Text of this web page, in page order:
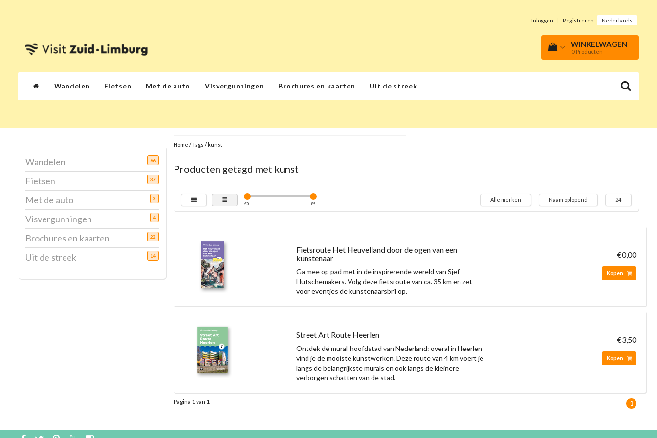
Inloggen | Registreren Nederlands
WINKELWAGEN
0 Producten
Wandelen Fietsen Met de auto Visvergunningen Brochures en kaarten Uit de streek
Wandelen 66
Fietsen 37
Met de auto 3
Visvergunningen 4
Brochures en kaarten 22
Uit de streek 14
Home /Tags / kunst
Producten getagd met kunst
€0 €5
Alle merken Naam oplopend 24
Fietsroute Het Heuvelland door de ogen van een
kunstenaar
Ga mee op pad met in de inspirerende wereld van Sjef
Hutschemakers. Volg deze fietsroute van ca. 35 km en zet
voor eventjes de kunstenaarsbril op.
€0,00
Kopen
Street Art Route Heerlen
Ontdek dé mural-hoofdstad van Nederland: overal in Heerlen
vind je de mooiste kunstwerken. Deze route van 4 km voert je
langs de belangrijkste murals en ook langs de kleinere
verborgen schatten van de stad.
€3,50
Kopen
Pagina 1 van 1 1